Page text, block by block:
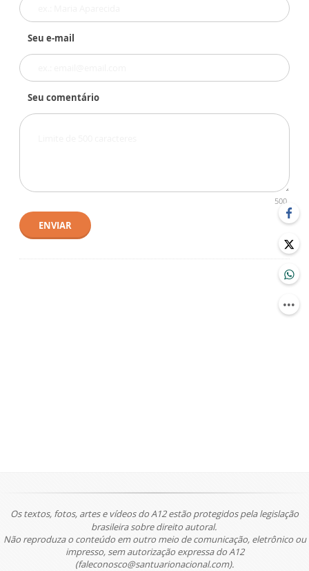
Seu e-mail
Seu comentário
500
ENVIAR
Os textos, fotos, artes e vídeos do A12 estão protegidos pela legislação
brasileira sobre direito autoral.
Não reproduza o conteúdo em outro meio de comunicação, eletrônico ou
impresso, sem autorização expressa do A12
(faleconosco@santuarionacional.com).